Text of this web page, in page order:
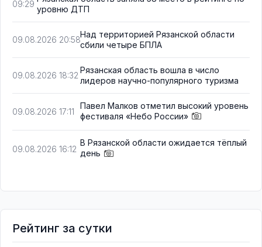
09:29 уровню ДТП
09.08.2026 20:58
Над территорией Рязанской области
сбили четыре БПЛА
09.08.2026 18:32
Рязанская область вошла в число
лидеров научно-популярного туризма
09.08.2026 17:11
Павел Малков отметил высокий уровень
фестиваля «Небо России»
09.08.2026 16:12
В Рязанской области ожидается тёплый
день
Рейтинг за сутки